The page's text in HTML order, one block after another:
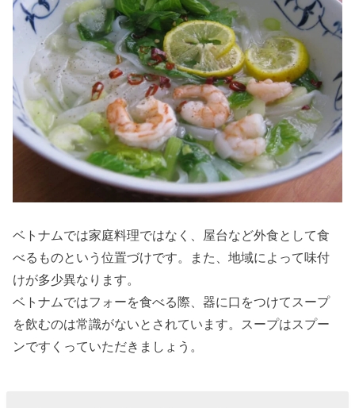
1杯分の
カロリ
ーは？
» コムフ
ォーの
カロリ
ーは？
› フォーは炭水
化物！糖質も
› フォーはダイ
エット中に食
べてもよい麺
類か？
ベトナムでは家庭料理ではなく、屋台など外食として食
べるものという位置づけです。また、地域によって味付
けが多少異なります。
ベトナムではフォーを食べる際、器に口をつけてスープ
を飲むのは常識がないとされています。スープはスプー
ンですくっていただきましょう。